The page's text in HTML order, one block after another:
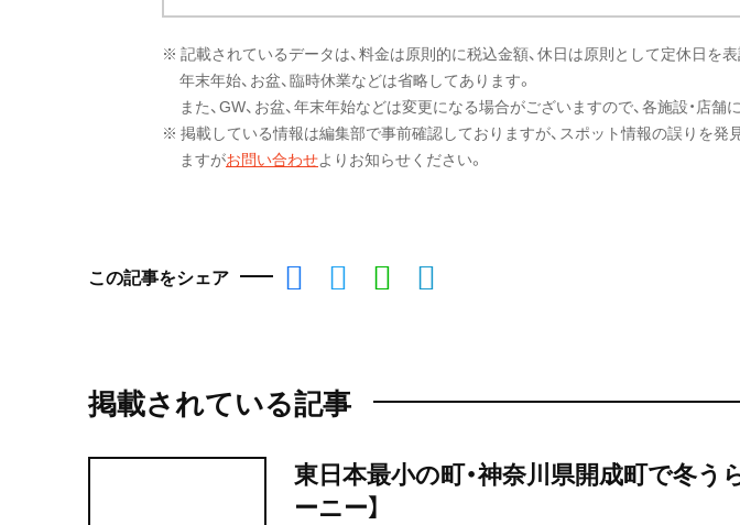
※ 記載されているデータは、料金は原則的に税込金額、休日は原則として定休日を表
年末年始、お盆、臨時休業などは省略してあります。
また、GW、お盆、年末年始などは変更になる場合がございますので、各施設・店舗
※ 掲載している情報は編集部で事前確認しておりますが、スポット情報の誤りを発
ますがお問い合わせよりお知らせください。
この記事をシェア
掲載されている記事
東日本最小の町・神奈川県開成町で冬う
ーニー】